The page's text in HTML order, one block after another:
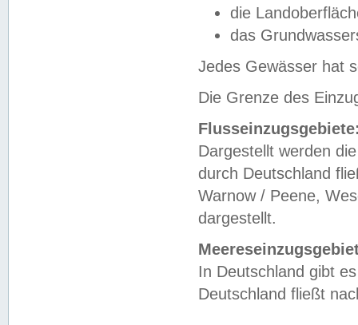
die
das
Jedes Gewässer hat
Die Grenze des
Dargestellt werden
durch Deutschland
Warnow / Peene,
dargestellt.
In Deutschland gibt
Deutschland fließt